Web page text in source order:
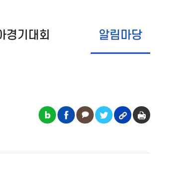
경기대회 알림마당